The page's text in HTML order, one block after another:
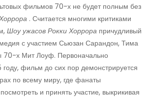
фильмов 70-х не будет полным без
. Считается многими критиками
Шоу ужасов Рокки Хоррора причудливый
с участием Сьюзан Сарандон, Тима
70-х Мит Лоуф. Первоначально
фильм до сих пор демонстрируется
по всему миру, где фанаты
и принять участие, выкрикивая